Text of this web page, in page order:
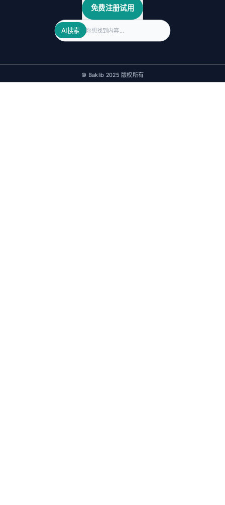
免费注册试用
Search
AI搜索
© Baklib 2025 版权所有